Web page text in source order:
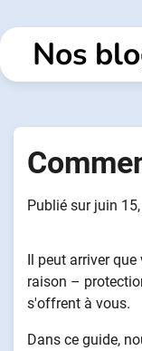
au
contenuNos
Publié sur juin
Il peut arriver
raison –
s'offrent à vous.
Dans ce guide,